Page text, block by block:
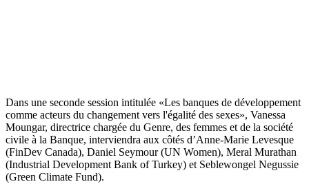
Dans une seconde session intitulée «Les banques de développement
comme acteurs du changement vers l'égalité des sexes», Vanessa
Moungar, directrice chargée du Genre, des femmes et de la société
civile à la Banque, interviendra aux côtés d’Anne-Marie Levesque
(FinDev Canada), Daniel Seymour (UN Women), Meral Murathan
(Industrial Development Bank of Turkey) et Seblewongel Negussie
(Green Climate Fund).